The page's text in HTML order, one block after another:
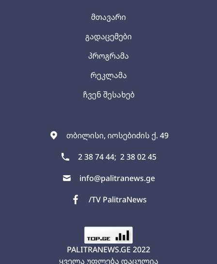
თბილისი, იოსებიძის ქ. 49
2 38 74 44; 2 38 02 45
info@palitranews.ge
/TV PalitraNews
მთავარი
გადაცემები
პროგრამა
რეკლამა
ჩვენ შესახებ
PALITRANEWS.GE 2022
ყველა უფლება დაცულია